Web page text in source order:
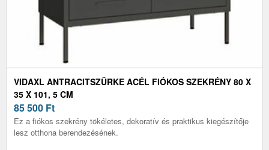
VIDAXL ANTRACITSZÜRKE ACÉL FIÓKOS SZEKRÉNY 80 X
35 X 101, 5 CM
85 500 Ft
Ez a fiókos szekrény tökéletes, dekoratív és praktikus kiegészítője
lesz otthona berendezésének.